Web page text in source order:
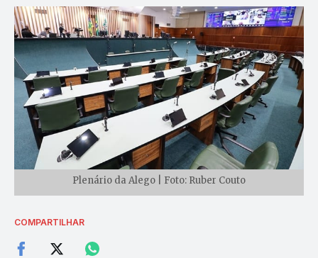
Plenário da Alego | Foto: Ruber Couto
COMPARTILHAR